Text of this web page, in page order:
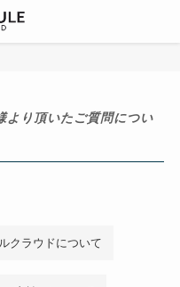
より頂いたご質問につい
クラウドについて